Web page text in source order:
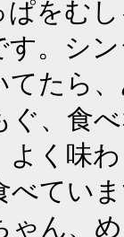
ぱをむ
す。シ
てたら
ぐ、食
よく味
べてい
ゃん、